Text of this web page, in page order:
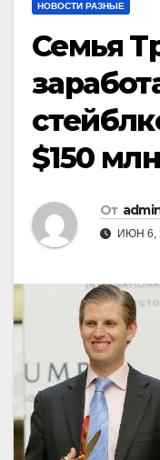
НОВОСТИ РАЗНЫЕ
Семья
$150
От
ИЮН 6,